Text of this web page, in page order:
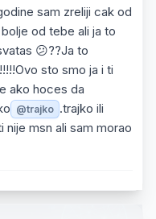
sam zreliji cak od
od tebe ali ja to
😕??Ja to
sto smo ja i ti
ako hoces da
@trajko .trajko ili
nije msn ali sam morao